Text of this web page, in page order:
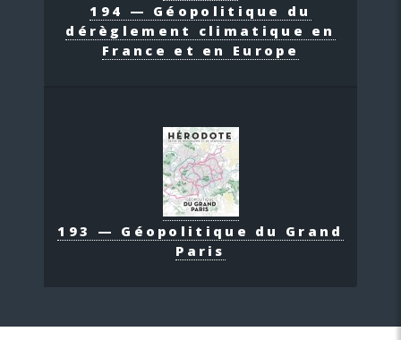
194 — Géopolitique du
dérèglement climatique en
France et en Europe
193 — Géopolitique du Grand
Paris